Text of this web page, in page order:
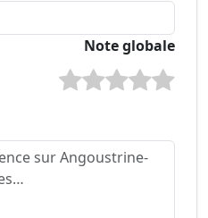
Note globale